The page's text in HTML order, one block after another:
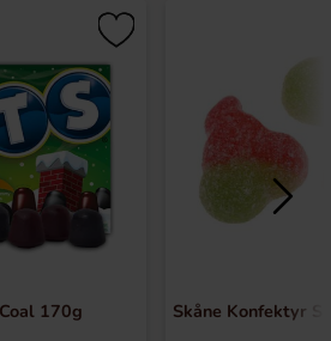
170g Skåne Konfektyr